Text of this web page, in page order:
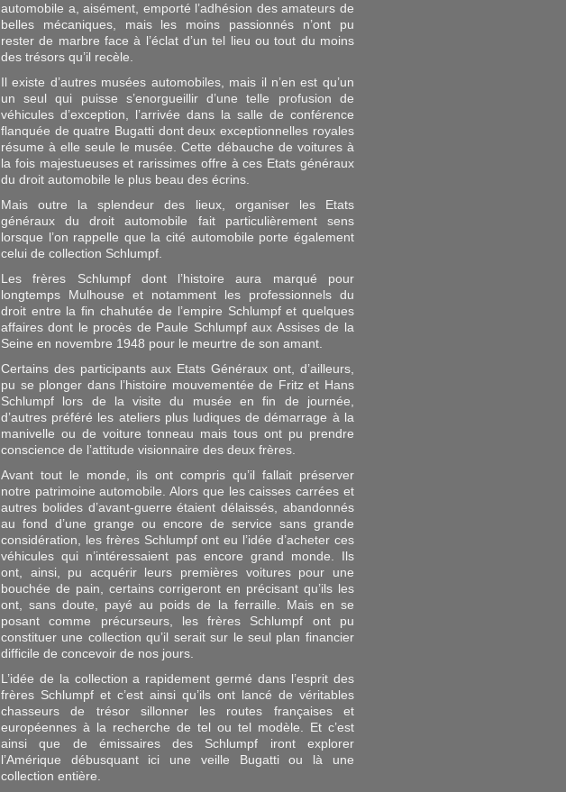
automobile a, aisément, emporté l’adhésion des amateurs de
belles mécaniques, mais les moins passionnés n’ont pu
rester de marbre face à l’éclat d’un tel lieu ou tout du moins
des trésors qu’il recèle.
Il existe d’autres musées automobiles, mais il n’en est qu’un
un seul qui puisse s’enorgueillir d’une telle profusion de
véhicules d’exception, l’arrivée dans la salle de conférence
flanquée de quatre Bugatti dont deux exceptionnelles royales
résume à elle seule le musée. Cette débauche de voitures à
la fois majestueuses et rarissimes offre à ces Etats généraux
du droit automobile le plus beau des écrins.
Mais outre la splendeur des lieux, organiser les Etats
généraux du droit automobile fait particulièrement sens
lorsque l’on rappelle que la cité automobile porte également
celui de collection Schlumpf.
Les frères Schlumpf dont l’histoire aura marqué pour
longtemps Mulhouse et notamment les professionnels du
droit entre la fin chahutée de l’empire Schlumpf et quelques
affaires dont le procès de Paule Schlumpf aux Assises de la
Seine en novembre 1948 pour le meurtre de son amant.
Certains des participants aux Etats Généraux ont, d’ailleurs,
pu se plonger dans l’histoire mouvementée de Fritz et Hans
Schlumpf lors de la visite du musée en fin de journée,
d’autres préféré les ateliers plus ludiques de démarrage à la
manivelle ou de voiture tonneau mais tous ont pu prendre
conscience de l’attitude visionnaire des deux frères.
Avant tout le monde, ils ont compris qu’il fallait préserver
notre patrimoine automobile. Alors que les caisses carrées et
autres bolides d’avant-guerre étaient délaissés, abandonnés
au fond d’une grange ou encore de service sans grande
considération, les frères Schlumpf ont eu l’idée d’acheter ces
véhicules qui n’intéressaient pas encore grand monde. Ils
ont, ainsi, pu acquérir leurs premières voitures pour une
bouchée de pain, certains corrigeront en précisant qu’ils les
ont, sans doute, payé au poids de la ferraille. Mais en se
posant comme précurseurs, les frères Schlumpf ont pu
constituer une collection qu’il serait sur le seul plan financier
difficile de concevoir de nos jours.
L’idée de la collection a rapidement germé dans l’esprit des
frères Schlumpf et c’est ainsi qu’ils ont lancé de véritables
chasseurs de trésor sillonner les routes françaises et
européennes à la recherche de tel ou tel modèle. Et c’est
ainsi que de émissaires des Schlumpf iront explorer
l’Amérique débusquant ici une veille Bugatti ou là une
collection entière.